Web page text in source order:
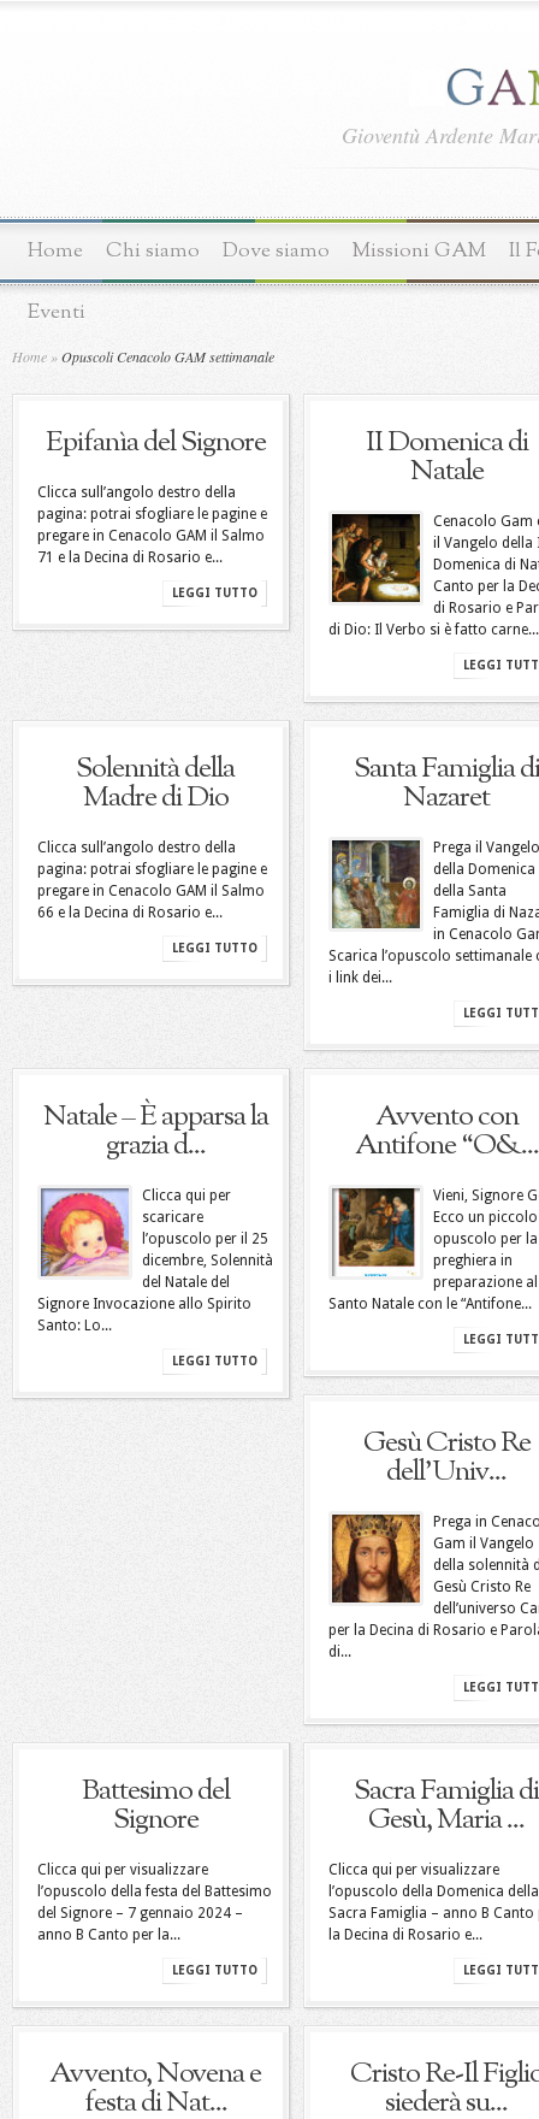
Gioventù Ardente
Home Chi siamo Dove siamo Missioni GAM Il
Eventi
Home »Opuscoli Cenacolo GAM settimanale
Epifanìa del Signore
Clicca sull’angolo destro della
pagina: potrai sfogliare le pagine e
pregare in Cenacolo GAM il Salmo
71 e la Decina di Rosario e...
LEGGI TUTTO
II Domenica di
Natale
Cenacolo Gam
il Vangelo della
Domenica di
Canto per la
di Rosario e
di Dio: Il Verbo si è fatto carne...
LEGGI
Solennità della
Madre di Dio
Clicca sull’angolo destro della
pagina: potrai sfogliare le pagine e
pregare in Cenacolo GAM il Salmo
66 e la Decina di Rosario e...
LEGGI TUTTO
Santa Famiglia di
Nazaret
Prega il Vangelo
della Domenica
della Santa
Famiglia di
in Cenacolo
Scarica l’opuscolo settimanale
i link dei...
LEGGI
Natale – È apparsa la
grazia d...
Clicca qui per
scaricare
l’opuscolo per il 25
dicembre, Solennità
del Natale del
Signore Invocazione allo Spirito
Santo: Lo...
LEGGI TUTTO
Avvento con
Antifone “O&...
Vieni, Signore
Ecco un piccolo
opuscolo per
preghiera in
preparazione al
Santo Natale con le “Antifone...
LEGGI
Gesù Cristo Re
dell’Univ...
Prega in
Gam il Vangelo
della solennità
Gesù Cristo Re
dell’universo
per la Decina di Rosario e
di...
LEGGI
Battesimo del
Signore
Clicca qui per visualizzare
l’opuscolo della festa del Battesimo
del Signore – 7 gennaio 2024 –
anno B Canto per la...
LEGGI TUTTO
Sacra Famiglia di
Gesù, Maria ...
Clicca qui per visualizzare
l’opuscolo della Domenica della
Sacra Famiglia – anno B Canto
la Decina di Rosario e...
LEGGI
Avvento, Novena e
festa di Nat...
Cristo Re-Il
siederà su...